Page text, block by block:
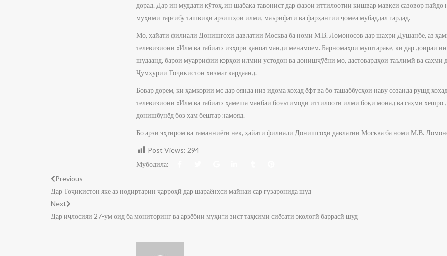
дорад. Дар ин муддати кӯтоҳ, ин шабака тавонист дар фазои иттилоотии кишвар мавқеи сазовор пайдо
муҳими тарғибу ташвиқи арзишҳои илмӣ, маърифатӣ ва фарҳангии ҷомеа мубаддал гардад.
Мо, ҳайати филиали Донишгоҳи давлатии Москва ба номи М.В. Ломоносов дар шаҳри Душанбе, аз
телевизиони «Илм ва табиат» изҳори қаноатмандӣ менамоем. Барномаҳои муштараке, ки дар доираи
шудаанд, барои муаррифии корҳои илмии устодон ва донишҷӯёни мо, дастовардҳои таълимӣ ва
Ҷумҳурии Тоҷикистон хизмат кардаанд.
Бовар дорем, ки ҳамкории мо дар оянда низ идома хоҳад ёфт ва бо ташаббусҳои наву созанда рушд
телевизиони «Илм ва табиат» ҳамеша манбаи боэътимоди иттилооти илмӣ боқӣ монад ва саҳми хешро
донишбунёд боз ҳам бештар намояд.
Бо арзи эҳтиром ва таманниёти нек, ҳайати филиали Донишгоҳи давлатии Москва ба номи М.В.
Post Views: 294
Мубодила:
Previous
Дар Тоҷикистон яке аз нодиртарин ҷарроҳӣ дар шараёнҳои майнаи сар гузаронида шуд
Next
Дар иҷлосияи 27-ум оид ба мониторинг ва арзёбии муҳити зист таҳкими сиёсати экологӣ баррасӣ шуд